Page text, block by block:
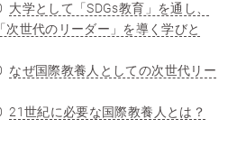
大学として「SDGs教育」を通し、
次世代のリーダー」を導く学びと
なぜ国際教養人としての次世代リー
21世紀に必要な国際教養人とは？